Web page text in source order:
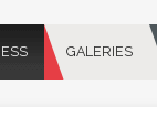
GALERIES